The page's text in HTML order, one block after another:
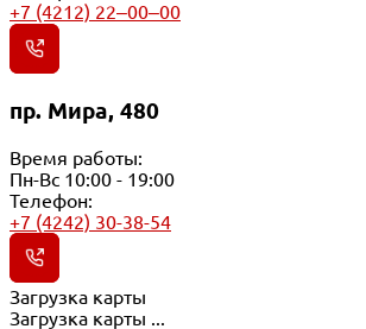
+7 (4212) 22‒00‒00
пр. Мира, 480
Время работы:
Пн-Вс 10:00 - 19:00
Телефон:
+7 (4242) 30-38-54
Загрузка карты
Загрузка карты ...